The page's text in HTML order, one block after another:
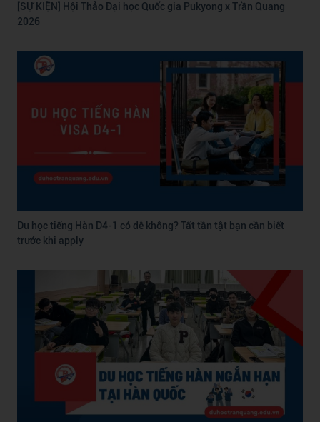
[SỰ KIỆN] Hội Thảo Đại học Quốc gia Pukyong x Trần Quang
2026
Du học tiếng Hàn D4-1 có dễ không? Tất tần tật bạn cần biết
trước khi apply